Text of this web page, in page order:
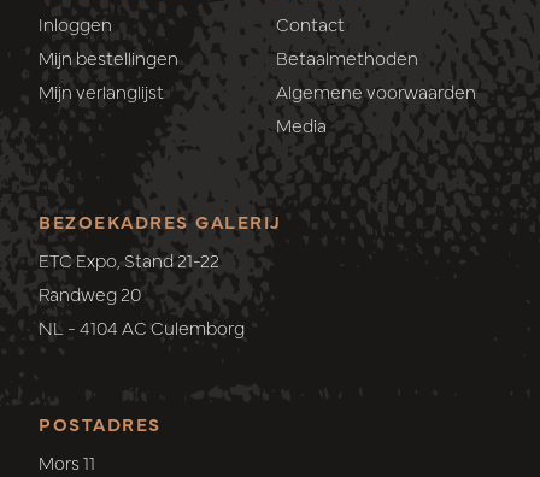
Inloggen
Mijn bestellingen
Mijn verlanglijst
Contact
Betaalmethoden
Algemene voorwaarden
Media
POSTADRES
Mors 11
BEZOEKADRES GALERIJ
ETC Expo, Stand 21-22
Randweg 20
NL - 4104 AC Culemborg